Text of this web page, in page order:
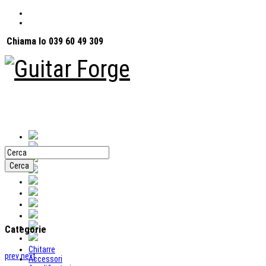
Chiama lo 039 60 49 309
Categorie
Chitarre
Accessori
prevnext